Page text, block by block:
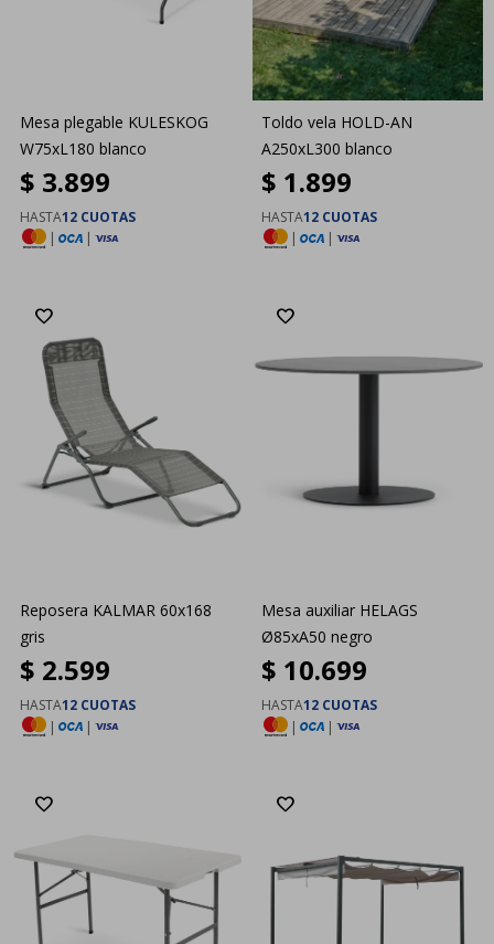
Mesa plegable KULESKOG
W75xL180 blanco
$ 3.899
HASTA12 CUOTAS
|
|
Toldo vela HOLD-AN
A250xL300 blanco
$ 1.899
HASTA12 CUOTAS
|
|
Reposera KALMAR 60x168
gris
$ 2.599
HASTA12 CUOTAS
|
|
Mesa auxiliar HELAGS
Ø85xA50 negro
$ 10.699
HASTA12 CUOTAS
|
|